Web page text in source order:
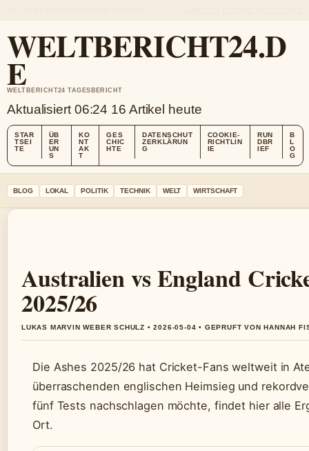
WELTBERICHT24.D
E
WELTBERICHT24 TAGESBERICHT
Aktualisiert 06:24 16 Artikel heute
STAR
TSEI
TE
ÜB
ER
UN
S
KO
NT
AK
T
GES
CHIC
HTE
DATENSCHUT
ZERKLÄRUN
G
COOKIE-
RICHTLIN
IE
RUN
DBR
IEF
B
L
O
G
BLOG LOKAL POLITIK TECHNIK WELT WIRTSCHAFT
Australien vs England
2025/26
LUKAS MARVIN WEBER SCHULZ • 2026-05-04 • GEPRUFT VON HANNAH
Die Ashes 2025/26 hat Cricket-Fans weltweit in
überraschenden englischen Heimsieg und
fünf Tests nachschlagen möchte, findet hier alle
Ort.